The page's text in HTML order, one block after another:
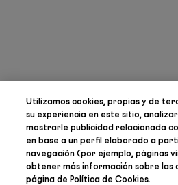
Utilizamos cookies, propias y de
su experiencia en este sitio,
mostrarle publicidad relacionada
en base a un perfil elaborado a
navegación (por ejemplo, páginas
obtener más información sobre las
página dePolítica de Cookies.